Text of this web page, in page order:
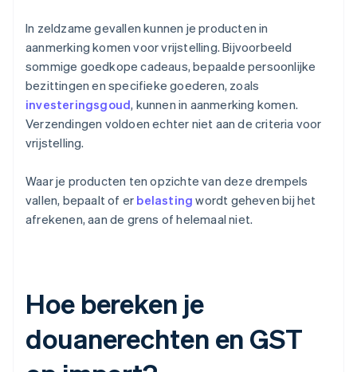
In zeldzame gevallen kunnen je producten in
aanmerking komen voor vrijstelling. Bijvoorbeeld
sommige goedkope cadeaus, bepaalde persoonlijke
bezittingen en specifieke goederen, zoals
investeringsgoud, kunnen in aanmerking komen.
Verzendingen voldoen echter niet aan de criteria voor
vrijstelling.
Waar je producten ten opzichte van deze drempels
vallen, bepaalt of er belasting wordt geheven bij het
afrekenen, aan de grens of helemaal niet.
Hoe bereken je
douanerechten en GST